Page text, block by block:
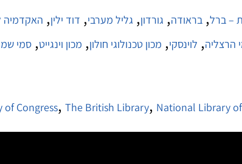
– ברל, בראודה, גורדון, גליל מערבי, דוד ילין, האקדמיה
הרצליה, לוינסקי, מכון טכנולוגי חולון, מכון וינגייט, סמי
of Congress, The British Library, National Library